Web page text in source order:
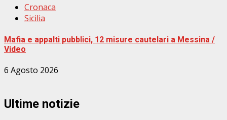
Cronaca
Sicilia
Mafia e appalti pubblici, 12 misure cautelari a Messina /
Video
6 Agosto 2026
Ultime notizie